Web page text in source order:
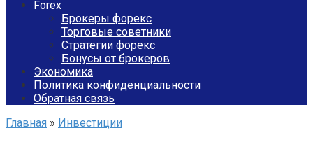
Forex
Брокеры форекс
Торговые советники
Стратегии форекс
Бонусы от брокеров
Экономика
Политика конфиденциальности
Обратная связь
Главная » Инвестиции